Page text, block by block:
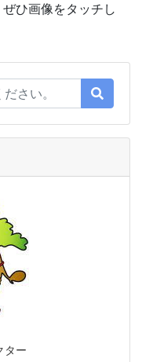
ひ画像をタッチし
ター